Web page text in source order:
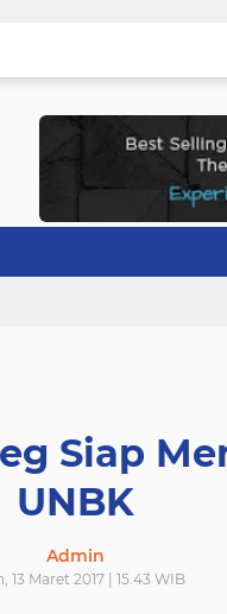
Siap
UNBK
Admin
13 Maret 2017 | 15.43 WIB